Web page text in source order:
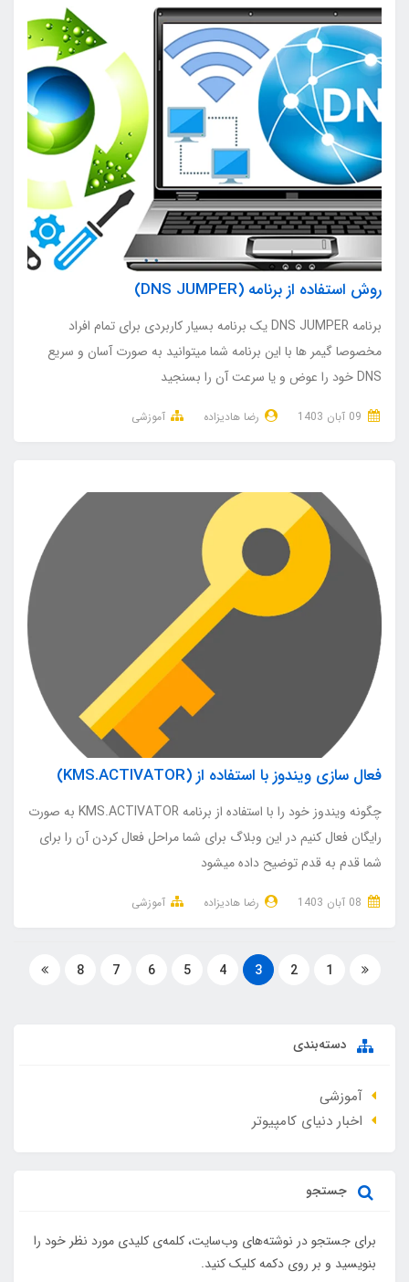
روش استفاده از برنامه (DNS JUMPER)
برنامه DNS JUMPER یک برنامه بسیار کاربردی برای تمام افراد
مخصوصا گیمر ها با این برنامه شما میتوانید به صورت آسان و سریع
DNS خود را عوض و یا سرعت آن را بسنجید
رضا هادیزاده آموزشی
فعال سازی ویندوز با استفاده از (KMS.ACTIVATOR)
چگونه ویندوز خود را با استفاده از برنامه KMS.ACTIVATOR به صورت
رایگان فعال کنیم در این وبلاگ برای شما مراحل فعال کردن آن را برای
شما قدم به قدم توضیح داده میشود
رضا هادیزاده آموزشی
1
2
3
4
5
6
7
8
دسته‌بندی
آموزشی
اخبار دنیای کامپیوتر
جستجو
برای جستجو در نوشته‌های وب‌سایت، کلمه‌ی کلیدی مورد نظر خود را
بنویسید و بر روی دکمه کلیک کنید.